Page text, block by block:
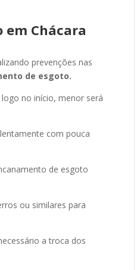
em Chácara
prevenções nas
de esgoto.
logo no início, menor será
com pouca
de esgoto
ou similares para
a troca dos